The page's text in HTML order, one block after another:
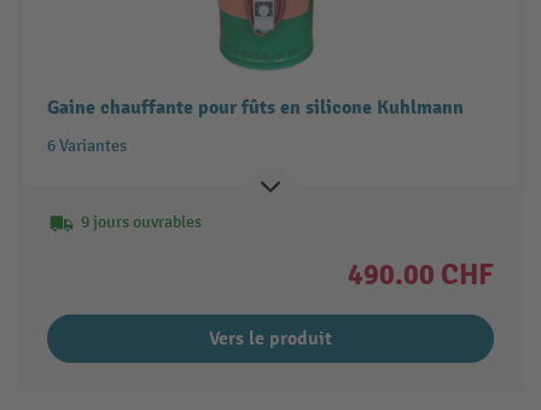
Gaine chauffante pour fûts en silicone Kuhlmann
6 Variantes
9 jours ouvrables
490.00 CHF
Vers le produit